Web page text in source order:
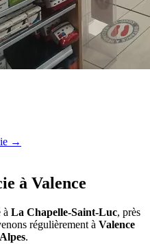
→
à Valence
à La Chapelle-Saint-Luc, près
régulièrement à Valence
.